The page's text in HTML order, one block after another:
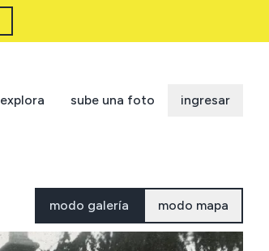
explora sube una foto ingresar
modo galería modo mapa